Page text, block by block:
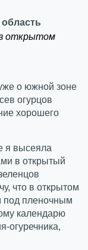
открытом
о южной зоне
огурцов
хорошего
я высеяла
в открытый
что в открытом
под пленочным
календарю
огуречника,